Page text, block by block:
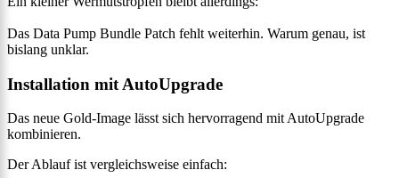
Das Data Pump Bundle Patch fehlt weiterhin. Warum genau, ist
bislang unklar.
Installation mit AutoUpgrade
Das neue Gold-Image lässt sich hervorragend mit AutoUpgrade
kombinieren.
Der Ablauf ist vergleichsweise einfach: